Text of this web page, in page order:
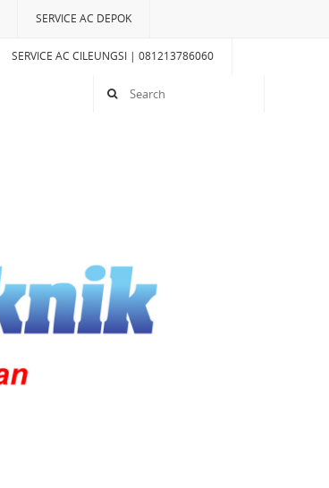
SERVICE AC DEPOK
SERVICE AC CILEUNGSI | 081213786060